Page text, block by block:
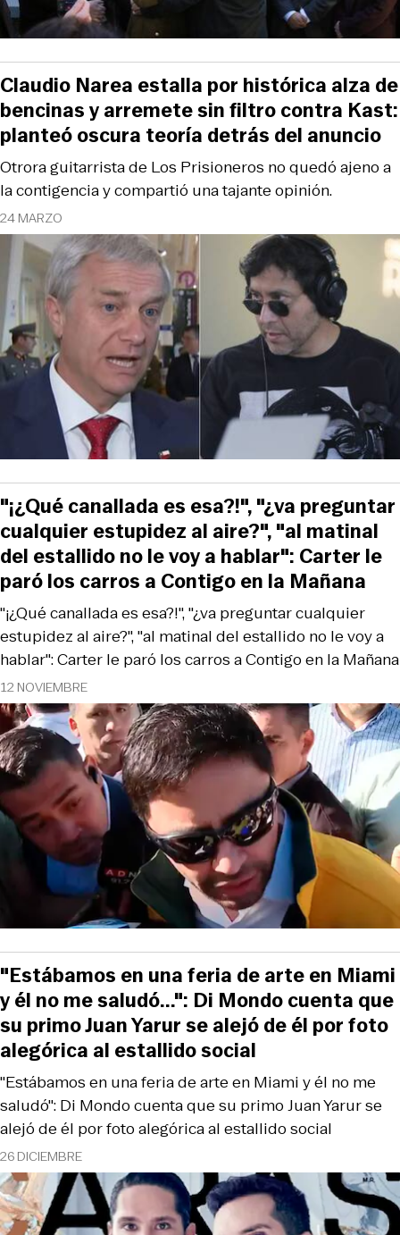
24 MARZO
Otrora guitarrista de Los Prisioneros no quedó ajeno a
la contigencia y compartió una tajante opinión.
Claudio Narea estalla por histórica alza de
bencinas y arremete sin filtro contra Kast:
planteó oscura teoría detrás del anuncio
12 NOVIEMBRE
"¡¿Qué canallada es esa?!", "¿va preguntar cualquier
estupidez al aire?", "al matinal del estallido no le voy a
hablar": Carter le paró los carros a Contigo en la Mañana
"¡¿Qué canallada es esa?!", "¿va preguntar
cualquier estupidez al aire?", "al matinal
del estallido no le voy a hablar": Carter le
paró los carros a Contigo en la Mañana
26 DICIEMBRE
"Estábamos en una feria de arte en Miami y él no me
saludó": Di Mondo cuenta que su primo Juan Yarur se
alejó de él por foto alegórica al estallido social
"Estábamos en una feria de arte en Miami
y él no me saludó...": Di Mondo cuenta que
su primo Juan Yarur se alejó de él por foto
alegórica al estallido social